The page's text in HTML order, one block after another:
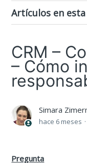
Artículos en
CRM –
– Cómo
Simara
hace 6 meses
Pregunta